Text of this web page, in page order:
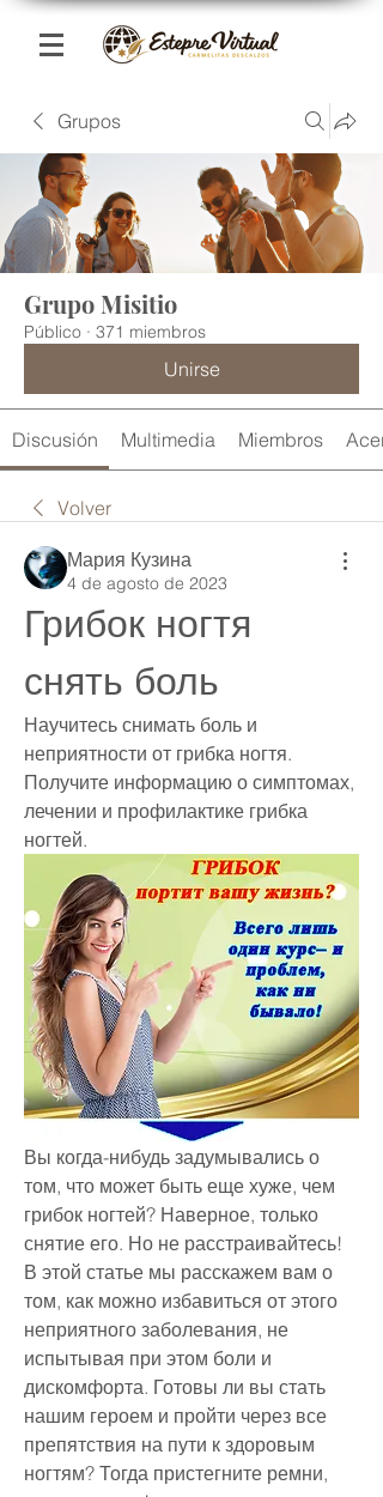
Grupos
Grupo Misitio
Público · 371 miembros
Unirse
Discusión Multimedia Miembros
Volver
Мария Кузина
4 de agosto de 2023
Грибок ногтя
снять боль
Научитесь снимать боль и
неприятности от грибка ногтя.
Получите информацию о симптомах,
лечении и профилактике грибка
ногтей.
Вы когда-нибудь задумывались о
том, что может быть еще хуже, чем
грибок ногтей? Наверное, только
снятие его. Но не расстраивайтесь!
В этой статье мы расскажем вам о
том, как можно избавиться от этого
неприятного заболевания, не
испытывая при этом боли и
дискомфорта. Готовы ли вы стать
нашим героем и пройти через все
препятствия на пути к здоровым
ногтям? Тогда пристегните ремни,